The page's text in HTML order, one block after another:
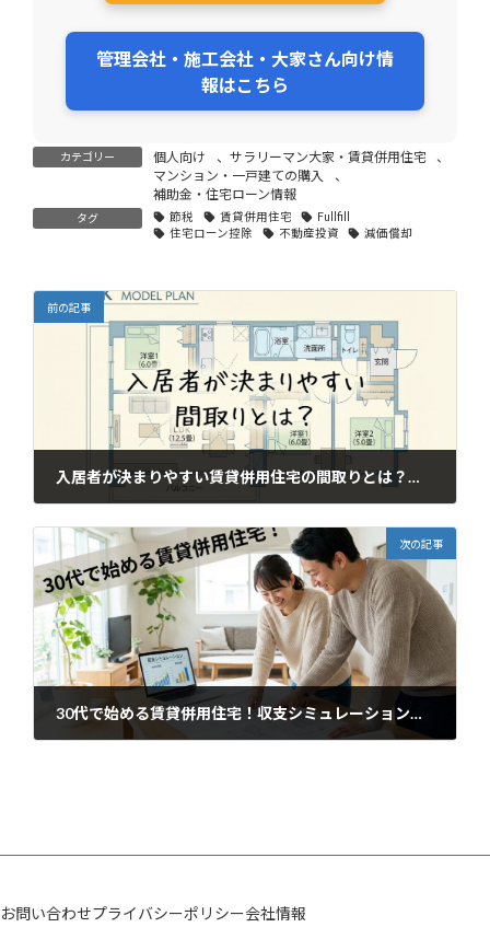
管理会社・施工会社・大家さん向け情
報はこちら
カテゴリー 個人向け 、 サラリーマン大家・賃貸併用住宅
、
マンション・一戸建ての購入
、
補助金・住宅ローン情報
タグ 節税 賃貸併用住宅
Fullfill
住宅ローン控除
不動産投資 減価償却
前の記事
入居者が決まりやすい賃貸併用住宅の間取りとは？清須市での成功事例
次の記事
30代で始める賃貸併用住宅！収支シミュレーションと失敗しない5つのポイント
お問い合わせプライバシーポリシー会社情報